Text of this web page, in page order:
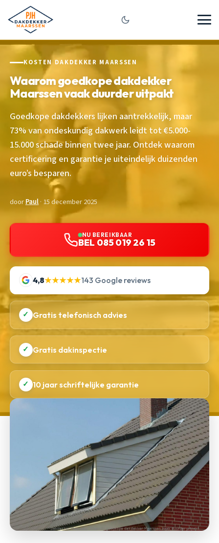
KOSTEN DAKDEKKER MAARSSEN
Waarom goedkope dakdekker
Maarssen vaak duurder uitpakt
Goedkope dakdekkers lijken aantrekkelijk, maar
73% van ondeskundig dakwerk leidt tot €5.000-
15.000 schade binnen twee jaar. Ontdek waarom
certificering en garantie je uiteindelijk duizenden
euro’s besparen.
doorPaul· 15 december 2025
NU BEREIKBAAR
BEL 085 019 26 15
4,8★★★★★143 Google reviews
✓ Gratis telefonisch advies
✓ Gratis dakinspectie
✓ 10 jaar schriftelijke garantie